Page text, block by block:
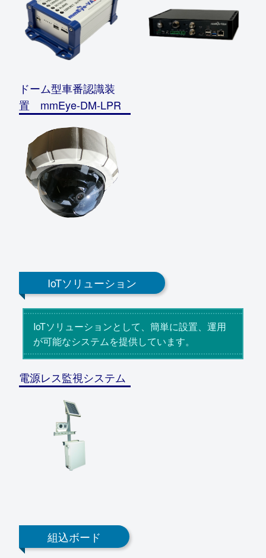
ドーム型車番認識装
置 mmEye-DM-LPR
IoTソリューション
IoTソリューションとして、簡単に設置、運用
が可能なシステムを提供しています。
電源レス監視システム
組込ボード